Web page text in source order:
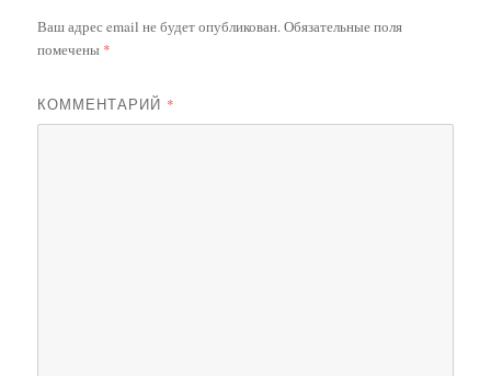
Ваш адрес email не будет опубликован.Обязательные поля
помечены *
КОММЕНТАРИЙ *